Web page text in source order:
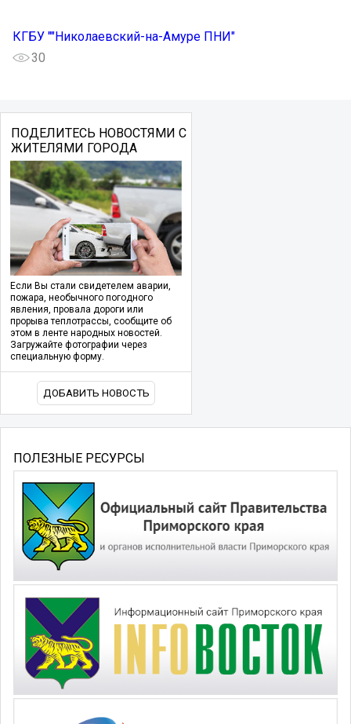
КГБУ ""Николаевский-на-Амуре ПНИ"
30
ПОДЕЛИТЕСЬ НОВОСТЯМИ С
ЖИТЕЛЯМИ ГОРОДА
Если Вы стали свидетелем аварии,
пожара, необычного погодного
явления, провала дороги или
прорыва теплотрассы, сообщите об
этом в ленте народных новостей.
Загружайте фотографии через
специальную форму.
ДОБАВИТЬ НОВОСТЬ
ПОЛЕЗНЫЕ РЕСУРСЫ